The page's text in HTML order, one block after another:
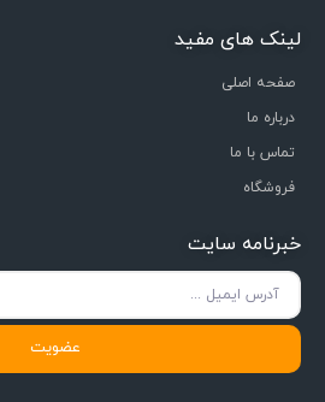
لینک های مفید
صفحه اصلی
درباره ما
تماس با ما
فروشگاه
خبرنامه سایت
عضویت